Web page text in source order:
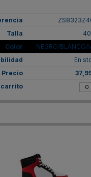
40
NEGRO/BLANCO/
En